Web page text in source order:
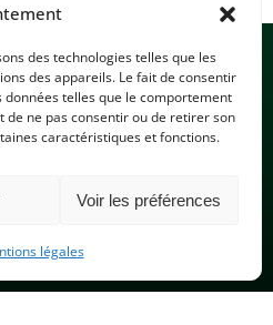
des technologies telles que les
des appareils. Le fait de consentir
telles que le comportement
de ne pas consentir ou de retirer son
caractéristiques et fonctions.
Voir les préférences
légales
CONTACTEZ-NOUS